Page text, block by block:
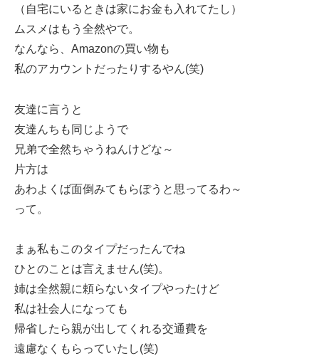
（自宅にいるときは家にお金も入れてたし）
ムスメはもう全然やで。
なんなら、Amazonの買い物も
私のアカウントだったりするやん(笑)
友達に言うと
友達んちも同じようで
兄弟で全然ちゃうねんけどな～
片方は
あわよくば面倒みてもらぽうと思ってるわ～
って。
まぁ私もこのタイプだったんでね
ひとのことは言えません(笑)。
姉は全然親に頼らないタイプやったけど
私は社会人になっても
帰省したら親が出してくれる交通費を
遠慮なくもらっていたし(笑)